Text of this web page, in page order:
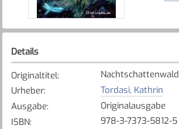
Details
Originaltitel:
Nachtschattenwald
Urheber:
Tordasi, Kathrin
Ausgabe:
Originalausgabe
ISBN:
978-3-7373-5812-5